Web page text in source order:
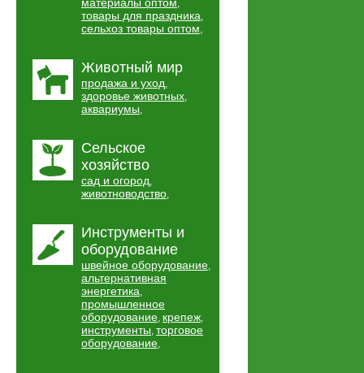
,
товары для праздника,
сельхоз товары оптом,
Животный мир
продажа и уход,
здоровье животных,
аквариумы,
Сельское
хозяйство
сад и огород,
животноводство,
Инструменты и
оборудование
швейное оборудование,
альтернативная
энергетика,
промышленное
оборудование, крепеж,
инструменты, торговое
оборудование,